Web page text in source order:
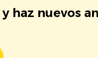
haz nuevos